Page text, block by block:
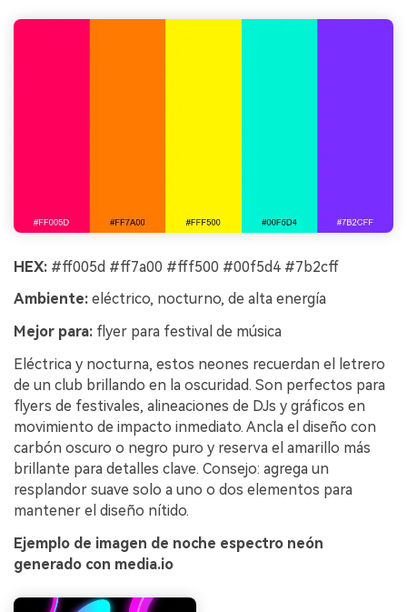
HEX: #ff005d #ff7a00 #fff500 #00f5d4 #7b2cff
Ambiente: eléctrico, nocturno, de alta energía
Mejor para: flyer para festival de música
Eléctrica y nocturna, estos neones recuerdan el letrero
de un club brillando en la oscuridad. Son perfectos para
flyers de festivales, alineaciones de DJs y gráficos en
movimiento de impacto inmediato. Ancla el diseño con
carbón oscuro o negro puro y reserva el amarillo más
brillante para detalles clave. Consejo: agrega un
resplandor suave solo a uno o dos elementos para
mantener el diseño nítido.
Ejemplo de imagen de noche espectro neón
generado con media.io